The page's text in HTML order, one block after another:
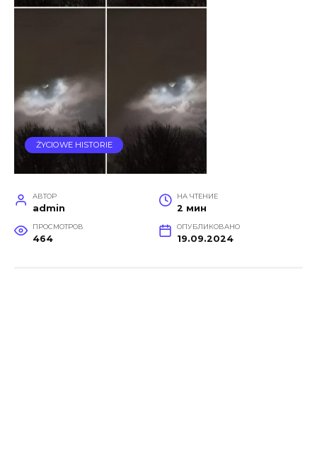
ŻYCIOWE HISTORIE
АВТОР
admin
НА ЧТЕНИЕ
2 мин
ПРОСМОТРОВ
464
ОПУБЛИКОВАНО
19.09.2024